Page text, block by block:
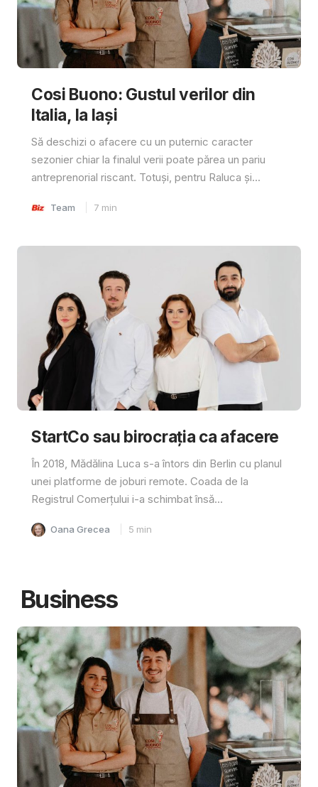
Cosi Buono: Gustul verilor din
Italia, la Iași
Să deschizi o afacere cu un puternic caracter
sezonier chiar la finalul verii poate părea un pariu
antreprenorial riscant. Totuși, pentru Raluca și...
Team 7 min
StartCo sau birocrația ca afacere
În 2018, Mădălina Luca s-a întors din Berlin cu planul
unei platforme de joburi remote. Coada de la
Registrul Comerțului i-a schimbat însă...
Oana Grecea 5 min
Business